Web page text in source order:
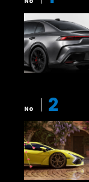
No 2